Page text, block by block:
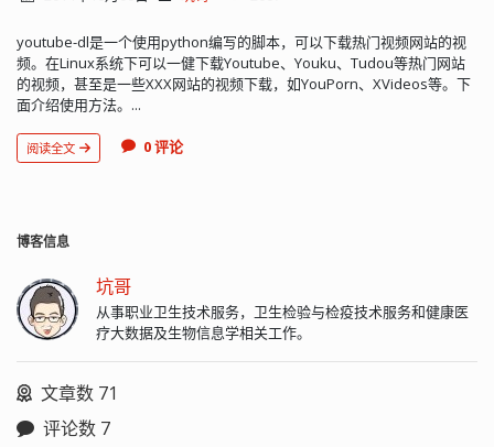
youtube-dl是一个使用python编写的脚本，可以下载热门视频网站的视
频。在Linux系统下可以一健下载Youtube、Youku、Tudou等热门网站
的视频，甚至是一些XXX网站的视频下载，如YouPorn、XVideos等。下
面介绍使用方法。...
阅读全文 0 评论
博客信息
坑哥
从事职业卫生技术服务，卫生检验与检疫技术服务和健康医
疗大数据及生物信息学相关工作。
文章数 71
评论数 7